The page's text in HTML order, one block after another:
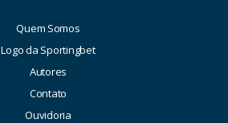
Quem Somos
Logo da Sportingbet
Autores
Contato
Ouvidoria